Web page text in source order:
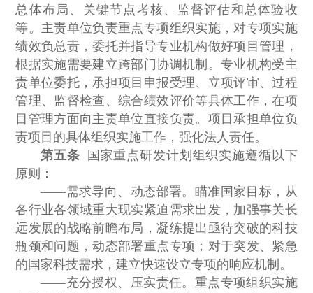
总体布局、关键节点考核、监督评估和总体验收
等。主责单位负责重点专项组织实施，对专项实施
绩效负总责，委托并指导专业机构做好项目管理，
根据实施需要建立跨部门协调机制。专业机构受主
责单位委托，承担项目申报受理、立项评审、过程
管理、监督检查、综合绩效评价等具体工作，在项
目管理方面向主责单位直接负责。项目承担单位负
责项目的具体组织实施工作，强化法人责任。
第五条 国家重点研发计划组织实施遵循以下
原则：
——需求导向、动态部署。瞄准国家目标，从
各行业各领域重大现实紧迫需求出发，加强事关长
远发展的战略前瞻布局，凝练提出亟待突破的科技
瓶颈和问题，动态部署重点专项；对于突发、紧急
的国家科技需求，建立快速设立专项的响应机制。
——充分授权、压实责任。重点专项组织实施